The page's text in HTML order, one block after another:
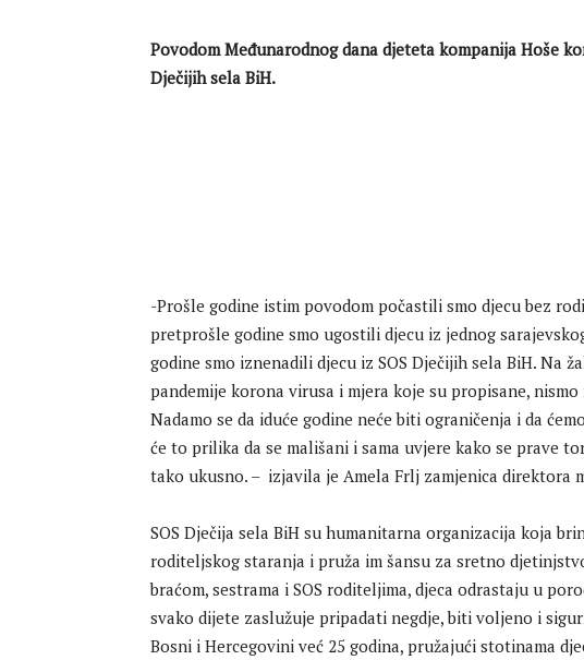
Povodom Međunarodnog dana djeteta kompanija Hoše
Dječijih sela BiH.
-Prošle godine istim povodom počastili smo djecu bez
pretprošle godine smo ugostili djecu iz jednog
godine smo iznenadili djecu iz SOS Dječijih sela BiH. Na
pandemije korona virusa i mjera koje su propisane,
Nadamo se da iduće godine neće biti ograničenja i da
će to prilika da se mališani i sama uvjere kako se prave
tako ukusno. – izjavila je Amela Frlj zamjenica direktora
SOS Dječija sela BiH su humanitarna organizacija koja
roditeljskog staranja i pruža im šansu za sretno
braćom, sestrama i SOS roditeljima, djeca odrastaju u
svako dijete zaslužuje pripadati negdje, biti voljeno i
Bosni i Hercegovini već 25 godina, pružajući stotinama